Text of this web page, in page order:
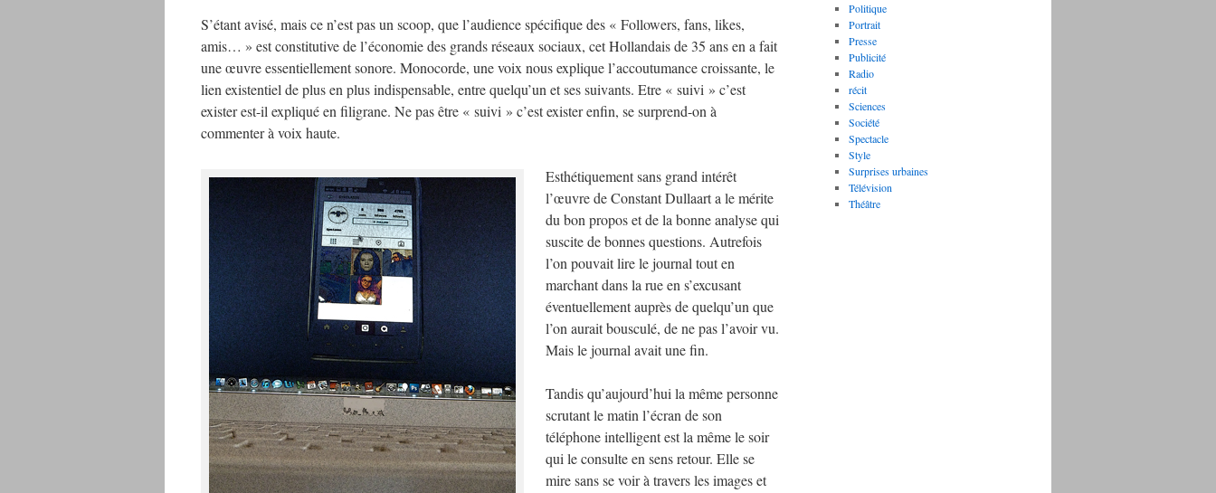
S’étant avisé, mais ce n’est pas un scoop, que l’audience spécifique des « Followers, fans, likes,
amis… » est constitutive de l’économie des grands réseaux sociaux, cet Hollandais de 35 ans en a fait
une œuvre essentiellement sonore. Monocorde, une voix nous explique l’accoutumance croissante, le
lien existentiel de plus en plus indispensable, entre quelqu’un et ses suivants. Etre « suivi » c’est
exister est-il expliqué en filigrane. Ne pas être « suivi » c’est exister enfin, se surprend-on à
commenter à voix haute.
Esthétiquement sans grand intérêt
l’œuvre de Constant Dullaart a le mérite
du bon propos et de la bonne analyse qui
suscite de bonnes questions. Autrefois
l’on pouvait lire le journal tout en
marchant dans la rue en s’excusant
éventuellement auprès de quelqu’un que
l’on aurait bousculé, de ne pas l’avoir vu.
Mais le journal avait une fin.
Tandis qu’aujourd’hui la même personne
scrutant le matin l’écran de son
téléphone intelligent est la même le soir
qui le consulte en sens retour. Elle se
mire sans se voir à travers les images et
Politique
Portrait
Presse
Publicité
Radio
récit
Sciences
Société
Spectacle
Style
Surprises urbaines
Télévision
Théâtre